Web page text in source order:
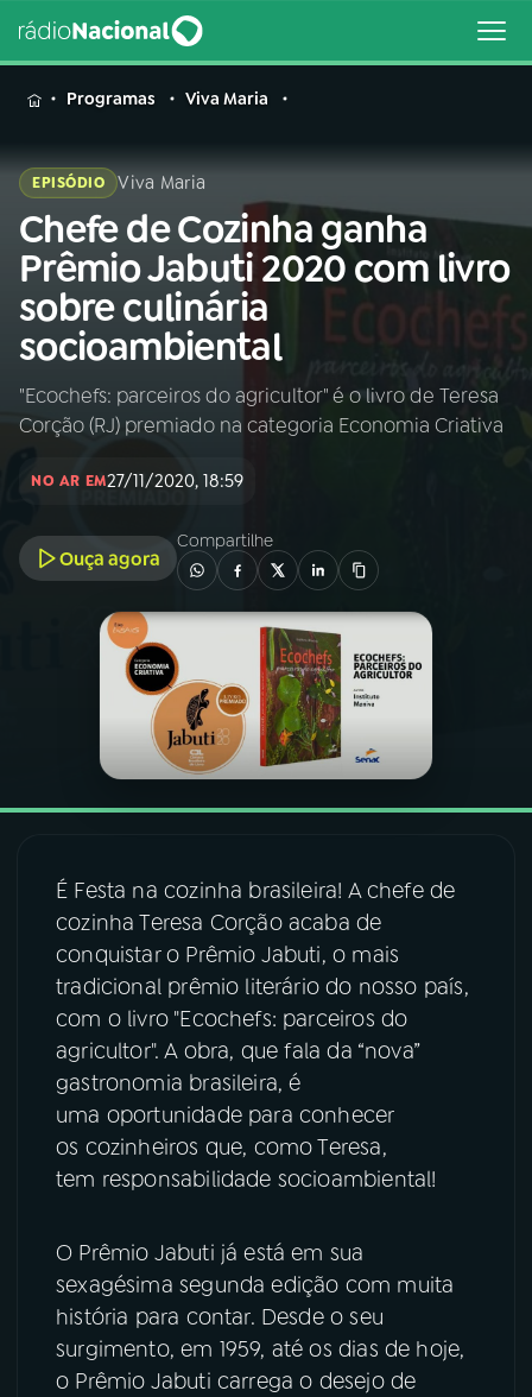
MENU
Buscar
na
Rádio
Nacional
Buscar
AO VIVO
01INÍCIO
PROGRAMAÇÃO
PROGRAMAS
PODCASTS
07ÚLTIMAS
08FESTIVAL DE MÚSICA
ACOMPANHE A RÁDIO NACIONAL
YouTube Facebook
Programas Viva Maria
EPISÓDIO Viva Maria
Chefe de Cozinha ganha
Prêmio Jabuti 2020 com livro
sobre culinária
socioambiental
"Ecochefs: parceiros do agricultor" é o livro de Teresa
Corção (RJ) premiado na categoria Economia Criativa
NO AR EM27/11/2020, 18:59
Ouça agora
Compartilhe
É Festa na cozinha brasileira! A chefe de
cozinha Teresa Corção acaba de
conquistar o Prêmio Jabuti, o mais
tradicional prêmio literário do nosso país,
com o livro "Ecochefs: parceiros do
agricultor". A obra, que fala da “nova”
gastronomia brasileira, é
uma oportunidade para conhecer
os cozinheiros que, como Teresa,
tem responsabilidade socioambiental!
O Prêmio Jabuti já está em sua
sexagésima segunda edição com muita
história para contar. Desde o seu
surgimento, em 1959, até os dias de hoje,
o Prêmio Jabuti carrega o desejo de